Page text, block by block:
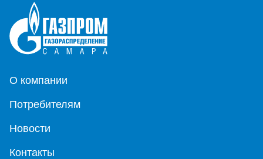
О компании
Потребителям
Новости
Контакты